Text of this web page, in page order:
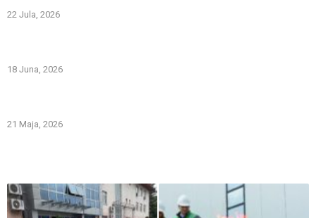
22 Jula, 2026
18 Juna, 2026
21 Maja, 2026